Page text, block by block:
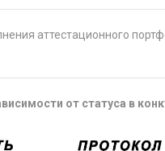
аттестационного
от статуса в